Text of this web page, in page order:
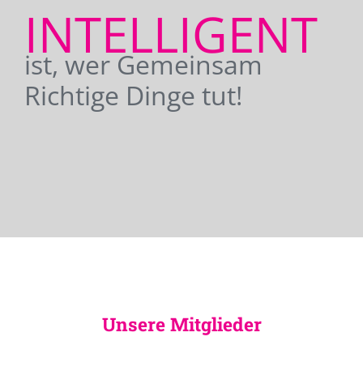
INTELLIGENT
ist, wer Gemeinsam
Richtige Dinge tut!
Unsere Mitglieder